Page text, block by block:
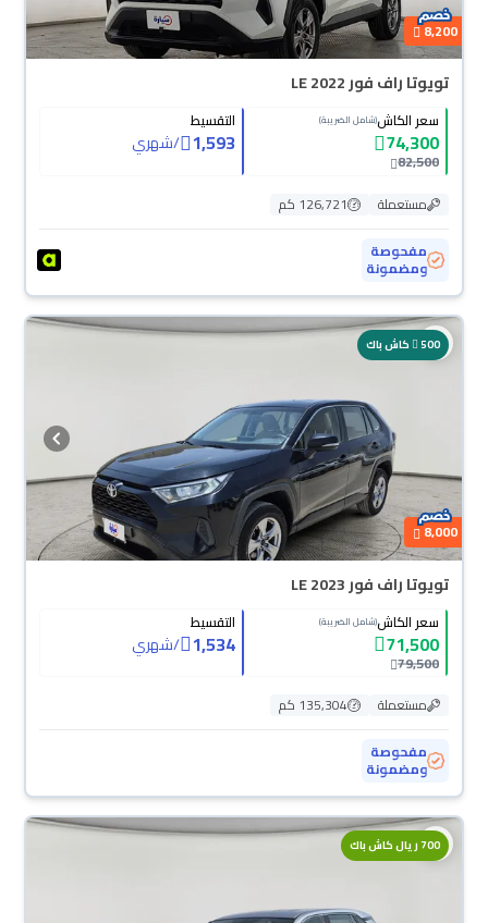
8,200
تويوتا راف فور LE 2022
سعر الكاش(شامل الضريبة)
74,300
82,500
التقسيط
1,593
/شهري
مستعملة
126,721 كم
مفحوصة
ومضمونة
500 كاش باك
8,000
تويوتا راف فور LE 2023
سعر الكاش(شامل الضريبة)
71,500
79,500
التقسيط
1,534
/شهري
مستعملة
135,304 كم
مفحوصة
ومضمونة
700 ريال كاش باك